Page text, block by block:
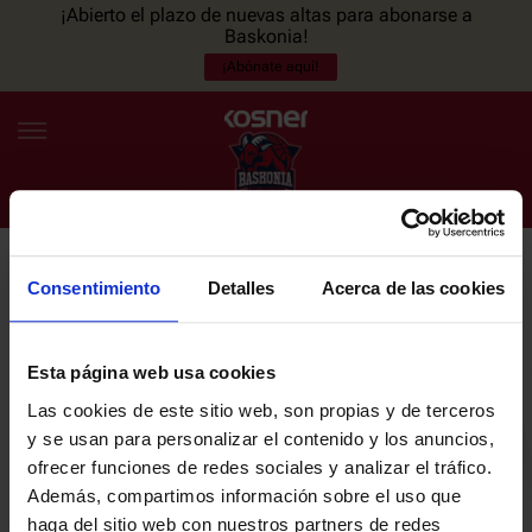
Consentimiento Detalles Acerca de las cookies
Esta página web usa cookies
Las cookies de este sitio web, son propias y de terceros
y se usan para personalizar el contenido y los anuncios,
ofrecer funciones de redes sociales y analizar el tráfico.
Además, compartimos información sobre el uso que
haga del sitio web con nuestros partners de redes
¡Abierto el plazo de nuevas altas para abonarse a
Baskonia!
¡Abónate aquí!
ES EU
NOTICIAS
PLANTILLA
ENTRADAS
NEWSLETTER
últimas noticias y promociones del club.
Email
He leído y acepto laPolítica de privacidaddel SASKI BASKONIA